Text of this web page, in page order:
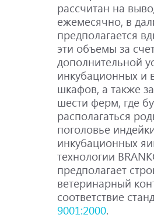
рассчитан на
ежемесячно, в
предполагается
эти объемы за
дополнительной
инкубационных и
шкафов, а также
шести ферм, где
располагаться
поголовье
инкубационных
технологии
предполагает
ветеринарный
соответствие
9001:2000.